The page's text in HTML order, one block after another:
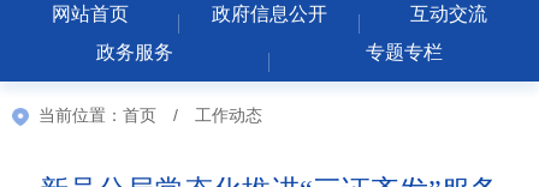
网站首页 政府信息公开
互动交流
政务服务
专题专栏
当前位置： 首页 / 工作动态